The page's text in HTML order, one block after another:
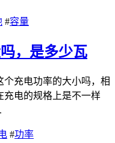
#容量
，是多少瓦
充电功率的大小吗，相
充电的规格上是不一样
#功率